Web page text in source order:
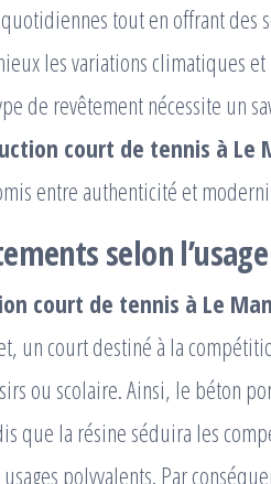
tout en offrant des
les variations climatiques
de revêtement nécessite un
court de tennis à Le
entre authenticité et
selon
court de tennis à Le
un court destiné à la
ou scolaire. Ainsi, le béton
que la résine séduira les
polyvalents. Par